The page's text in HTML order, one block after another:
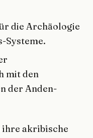
die Archäologie
Systeme.
mit den
der Anden-
ihre akribische